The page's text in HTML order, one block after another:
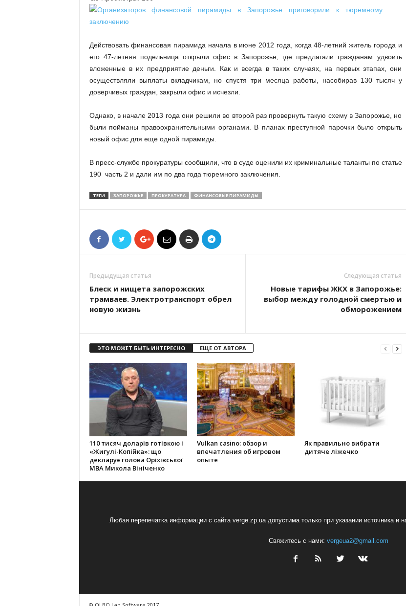
Действовать финансовая пирамида начала в июне 2012 года, когда 48-летний житель города и
его 47-летняя подельница открыли офис в Запорожье, где предлагали гражданам удвоить
вложенные в их предприятие деньги. Как и всегда в таких случаях, на первых этапах, они
осуществляли выплаты вкладчикам, но спустя три месяца работы, насобирав 130 тысяч у
доверчивых граждан, закрыли офис и исчезли.
Однако, в начале 2013 года они решили во второй раз провернуть такую схему в Запорожье, но
были пойманы правоохранительными органами. В планах преступной парочки было открыть
новый офис для еще одной пирамиды.
В пресс-службе прокуратуры сообщили, что в суде оценили их криминальные таланты по статье
190 часть 2 и дали им по два года тюремного заключения.
ТЕГИ ЗАПОРОЖЬЕ ПРОКУРАТУРА ФИНАНСОВЫЕ ПИРАМИДЫ
Предыдущая статья
Блеск и нищета запорожских
трамваев. Электротранспорт обрел
новую жизнь
Следующая статья
Новые тарифы ЖКХ в Запорожье:
выбор между голодной смертью и
обморожением
ЭТО МОЖЕТ БЫТЬ ИНТЕРЕСНО ЕЩЕ ОТ АВТОРА
110 тисяч доларів готівкою і
«Жигулі-Копійка»: що
декларує голова Оріхівської
МВА Микола Вініченко
Vulkan casino: обзор и
впечатления об игровом
опыте
Як правильно вибрати
дитяче ліжечко
Любая перепечатка информации с сайта verge.zp.ua допустима только при указании источника
Свяжитесь с нами: vergeua2@gmail.com